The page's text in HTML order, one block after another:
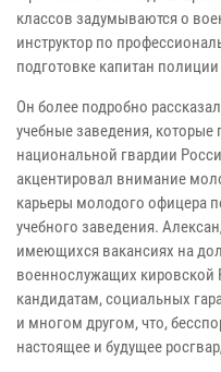
классов задумываются о
инструктор по
подготовке капитан
Он более подробно
учебные заведения, которые
национальной гвардии
акцентировал внимание
карьеры молодого офицера
учебного заведения.
имеющихся вакансиях на
военнослужащих кировской
кандидатам, социальных
и многом другом, что,
настоящее и будущее